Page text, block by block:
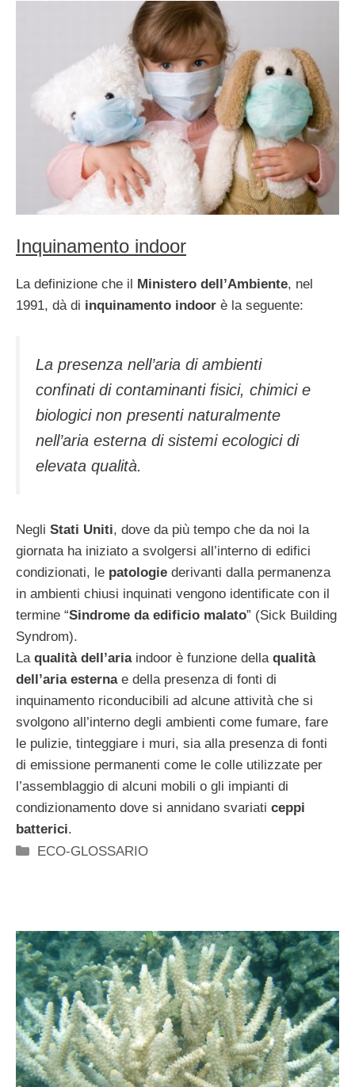
Inquinamento indoor
La definizione che il Ministero dell’Ambiente, nel
1991, dà di inquinamento indoor è la seguente:
La presenza nell’aria di ambienti
confinati di contaminanti fisici, chimici e
biologici non presenti naturalmente
nell’aria esterna di sistemi ecologici di
elevata qualità.
Negli Stati Uniti, dove da più tempo che da noi la
giornata ha iniziato a svolgersi all’interno di edifici
condizionati, le patologie derivanti dalla permanenza
in ambienti chiusi inquinati vengono identificate con il
termine “Sindrome da edificio malato” (Sick Building
Syndrom).
La qualità dell’ariaindoor è funzione della qualità
dell’aria esternae della presenza di fonti di
inquinamento riconducibili ad alcune attività che si
svolgono all’interno degli ambienti come fumare, fare
le pulizie, tinteggiare i muri, sia alla presenza di fonti
di emissione permanenti come le colle utilizzate per
l’assemblaggio di alcuni mobili o gli impianti di
condizionamento dove si annidano svariati ceppi
batterici.
Categorie
ECO-GLOSSARIO